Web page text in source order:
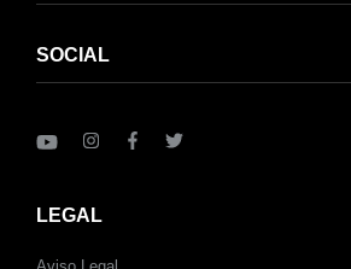
SOCIAL
LEGAL